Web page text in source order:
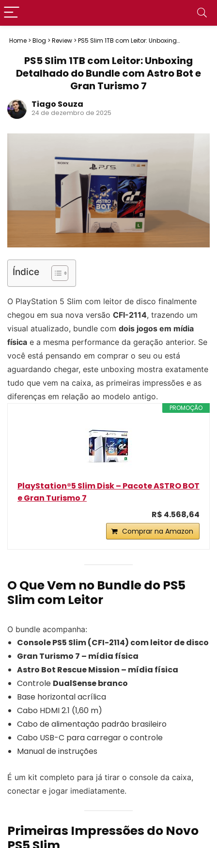
Home > Blog > Review > PS5 Slim 1TB com Leitor: Unboxing
PS5 Slim 1TB com Leitor: Unboxing
Detalhado do Bundle com Astro Bot e
Gran Turismo 7
Tiago Souza
24 de dezembro de 2025
Índice
O PlayStation 5 Slim com leitor de disco finalmente
chegou em sua nova versão CFI-2114, trazendo um
visual atualizado, bundle com dois jogos em mídia
física e a mesma performance da geração anterior. Se
você está pensando em comprar o seu ou está
aguardando chegar, este unboxing mostra exatamente
tudo que vem na caixa, as primeiras impressões e as
diferenças em relação ao modelo antigo.
PROMOÇÃO
PlayStation®5 Slim Disk – Pacote ASTRO BOT
e Gran Turismo 7
R$ 4.568,64
Comprar na Amazon
O Que Vem no Bundle do PS5
Slim com Leitor
O bundle acompanha:
Console PS5 Slim (CFI-2114) com leitor de disco
Gran Turismo 7 – mídia física
Astro Bot Rescue Mission – mídia física
Controle DualSense branco
Base horizontal acrílica
Cabo HDMI 2.1 (1,60 m)
Cabo de alimentação padrão brasileiro
Cabo USB-C para carregar o controle
Manual de instruções
É um kit completo para já tirar o console da caixa,
conectar e jogar imediatamente.
Primeiras Impressões do Novo